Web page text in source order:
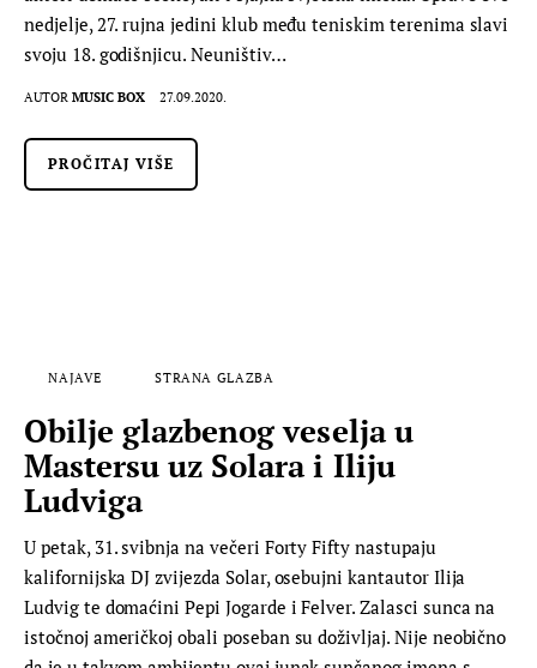
nedjelje, 27. rujna jedini klub među teniskim terenima slavi
svoju 18. godišnjicu. Neuništiv…
AUTOR MUSIC BOX 27.09.2020.
PROČITAJ VIŠE
NAJAVE STRANA GLAZBA
Obilje glazbenog veselja u
Mastersu uz Solara i Iliju
Ludviga
U petak, 31. svibnja na večeri Forty Fifty nastupaju
kalifornijska DJ zvijezda Solar, osebujni kantautor Ilija
Ludvig te domaćini Pepi Jogarde i Felver. Zalasci sunca na
istočnoj američkoj obali poseban su doživljaj. Nije neobično